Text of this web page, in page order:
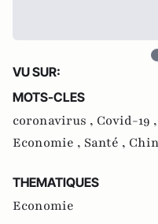
VU SUR:
MOTS-CLES
coronavirus , Covid-19 ,
Economie , Santé ,
THEMATIQUES
Economie